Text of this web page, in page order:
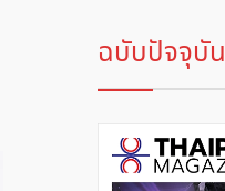
ฉบับปัจจุบัน